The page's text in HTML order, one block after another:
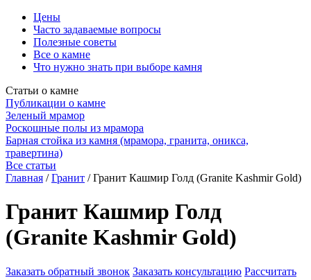
Цены
Часто задаваемые вопросы
Полезные советы
Все о камне
Что нужно знать при выборе камня
Статьи о камне
Публикации о камне
Зеленый мрамор
Роскошные полы из мрамора
Барная стойка из камня (мрамора, гранита, оникса,
травертина)
Все статьи
Главная / Гранит / Гранит Кашмир Голд (Granite Kashmir Gold)
Гранит Кашмир Голд
(Granite Kashmir Gold)
Заказать обратный звонок Заказать консультацию Рассчитать